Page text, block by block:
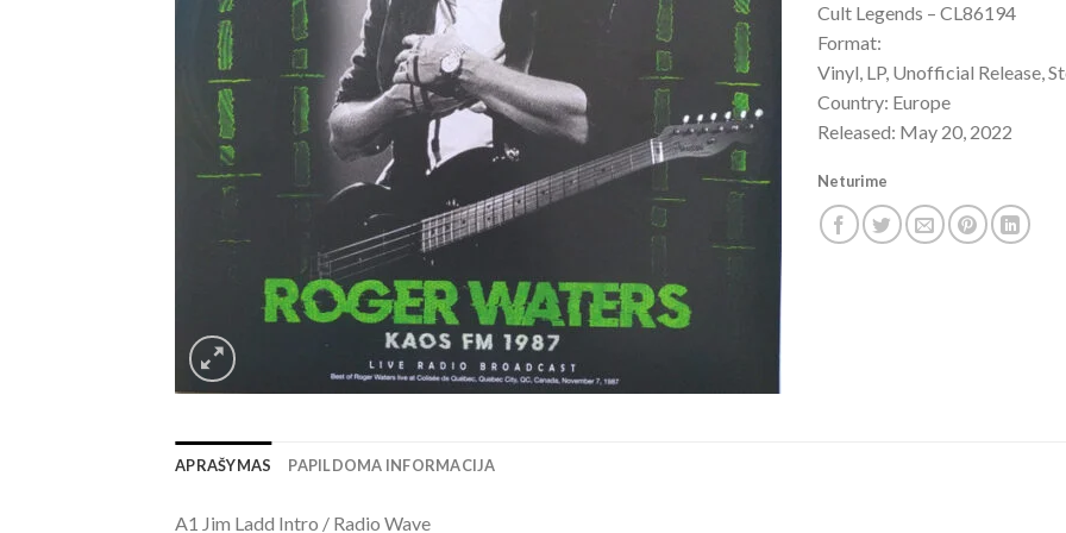
Cult Legends – CL86194
Format:
Vinyl, LP, Unofficial Release,
Country: Europe
Released: May 20, 2022
Neturime
APRAŠYMAS PAPILDOMA INFORMACIJA
A1 Jim Ladd Intro / Radio Wave